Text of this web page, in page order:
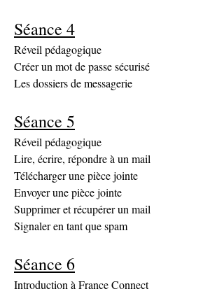
Séance 4
Réveil pédagogique
Créer un mot de passe sécurisé
Les dossiers de messagerie
Séance 5
Réveil pédagogique
Lire, écrire, répondre à un mail
Télécharger une pièce jointe
Envoyer une pièce jointe
Supprimer et récupérer un mail
Signaler en tant que spam
Séance 6
Introduction à France Connect